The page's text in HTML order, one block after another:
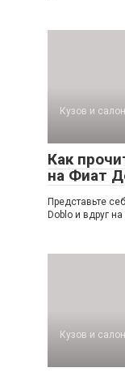
Кузов и
Как
на Фиат
Представьте
Doblo и вдруг
Кузов и